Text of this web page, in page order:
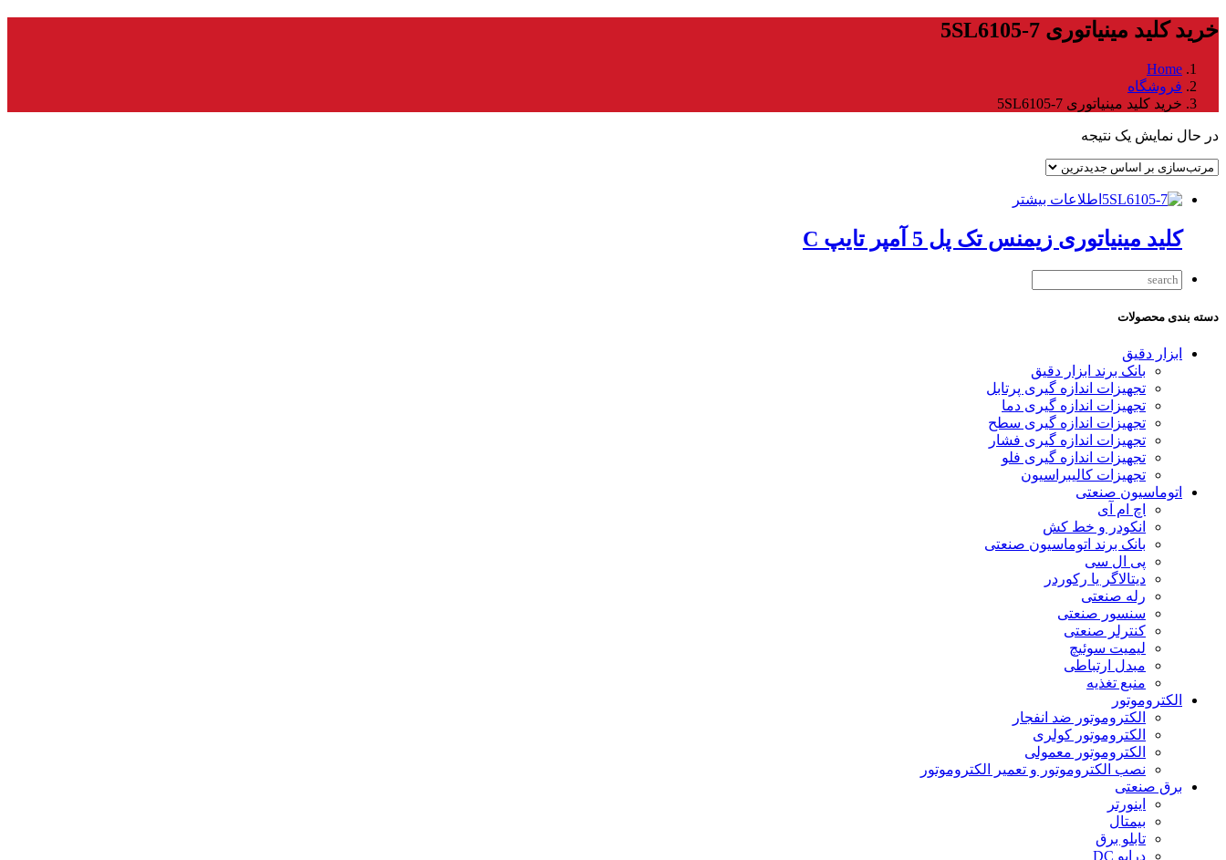
خرید کلید مینیاتوری 5SL6105-7
Home
فروشگاه
خرید کلید مینیاتوری 5SL6105-7
در حال نمایش یک نتیجه
اطلاعات بیشتر
کلید مینیاتوری زیمنس تک پل 5 آمپر تایپ C
دسته بندی محصولات
ابزار دقیق
بانک برند ابزار دقیق
تجهیزات اندازه گیری پرتابل
تجهیزات اندازه گیری دما
تجهیزات اندازه گیری سطح
تجهیزات اندازه گیری فشار
تجهیزات اندازه گیری فلو
تجهیزات کالیبراسیون
اتوماسیون صنعتی
اچ ام آی
انکودر و خط کش
بانک برند اتوماسیون صنعتی
پی ال سی
دیتالاگر یا رکوردر
رله صنعتی
سنسور صنعتی
کنترلر صنعتی
لیمیت سوئیچ
مبدل ارتباطی
منبع تغذیه
الکتروموتور
الکتروموتور ضد انفجار
الکتروموتور کولری
الکتروموتور معمولی
نصب الکتروموتور و تعمیر الکتروموتور
برق صنعتی
اینورتر
بیمتال
تابلو برق
درایو DC